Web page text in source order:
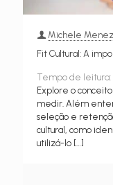
Michele
Fit Cultural: A
Tempo de leitura:
Explore o
medir. Além
seleção e
cultural, como
utilizá-lo […]